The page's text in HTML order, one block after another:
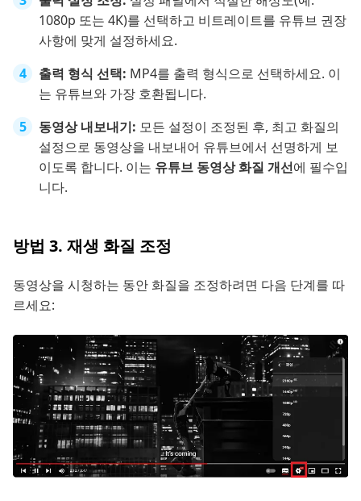
1080p 또는 4K)를 선택하고 비트레이트를 유튜브 권장
사항에 맞게 설정하세요.
출력 형식 선택: MP4를 출력 형식으로 선택하세요. 이
는 유튜브와 가장 호환됩니다.
동영상 내보내기: 모든 설정이 조정된 후, 최고 화질의
설정으로 동영상을 내보내어 유튜브에서 선명하게 보
이도록 합니다. 이는 유튜브 동영상 화질 개선에 필수입
니다.
방법 3. 재생 화질 조정
동영상을 시청하는 동안 화질을 조정하려면 다음 단계를 따
르세요: